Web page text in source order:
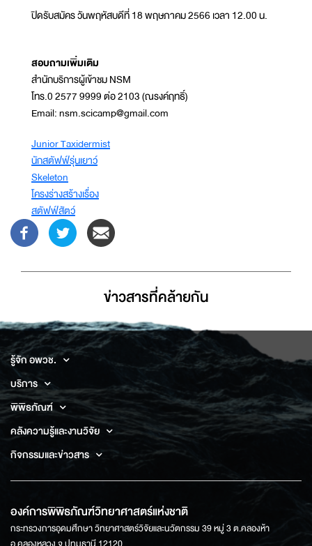
ปิดรับสมัคร วันพฤหัสบดีที่ 18 พฤษภาคม 2566 เวลา 12.00 น.
สอบถามเพิ่มเติม
สำนักบริการผู้เข้าชม NSM
โทร.0 2577 9999 ต่อ 2103 (ณรงค์ฤทธิ์)
Email: nsm.scicamp@gmail.com
Junior Taxidermist
นักสตัฟฟ์รุ่นเยาว์
Skeleton
โครงร่างสร้างเรื่อง
สตัฟฟ์สัตว์
ข่าวสารที่่คล้ายกัน
รู้จัก อพวช.
บริการ
พิพิธภัณฑ์
คลังความรู้และงานวิจัย
กิจกรรมและข่าวสาร
องค์การพิพิธภัณฑ์วิทยาศาสตร์แห่งชาติ
กระทรวงการอุดมศึกษา วิทยาศาสตร์วิจัยและนวัตกรรม 39 หมู่ 3 ต.คลองห้า